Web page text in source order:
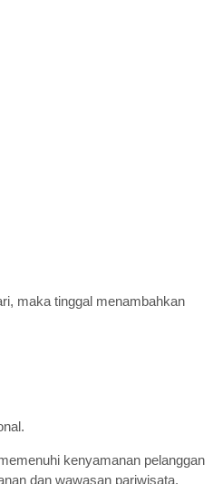
maka tinggal menambahkan
kenyamanan pelanggan
dan wawasan pariwisata.